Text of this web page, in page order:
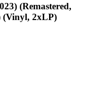
(Remastered,
(Vinyl, 2xLP)